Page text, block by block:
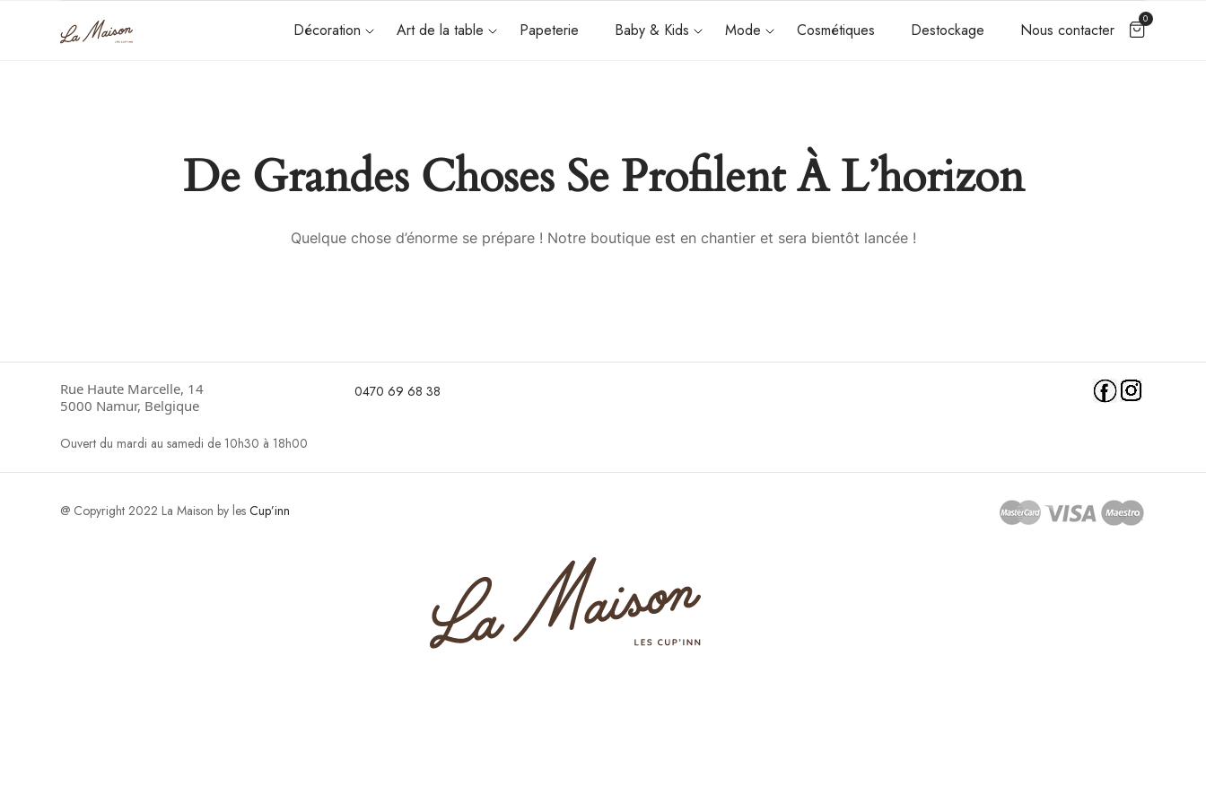
Décoration Art de la table Papeterie Baby & Kids Mode Cosmétiques Destockage Nous contacter
0
De Grandes Choses Se Profilent À L’horizon
Quelque chose d’énorme se prépare ! Notre boutique est en chantier et sera bientôt lancée !
Rue Haute Marcelle, 14
5000 Namur, Belgique
Ouvert du mardi au samedi de 10h30 à 18h00
0470 69 68 38
@ Copyright 2022 La Maison by lesCup’inn